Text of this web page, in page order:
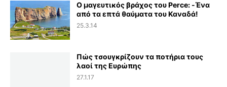
Ο μαγευτικός βράχος του Perce: -Ένα
από τα επτά θαύματα του Καναδά!
25.3.14
Πώς τσουγκρίζουν τα ποτήρια τους
λαοί της Ευρώπης
27.1.17